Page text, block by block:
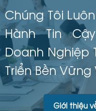
Chúng Tôi
Hành Tin
Doanh Nghiệp
Triển Bền
Giới thiệu